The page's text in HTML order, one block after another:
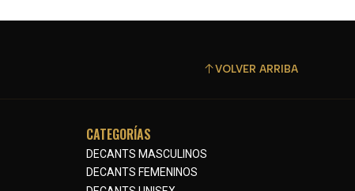
VOLVER ARRIBA
CATEGORÍAS
DECANTS MASCULINOS
DECANTS FEMENINOS